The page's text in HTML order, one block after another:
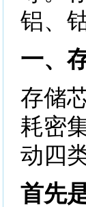
铝、
一、
存储
耗密
动四
首先